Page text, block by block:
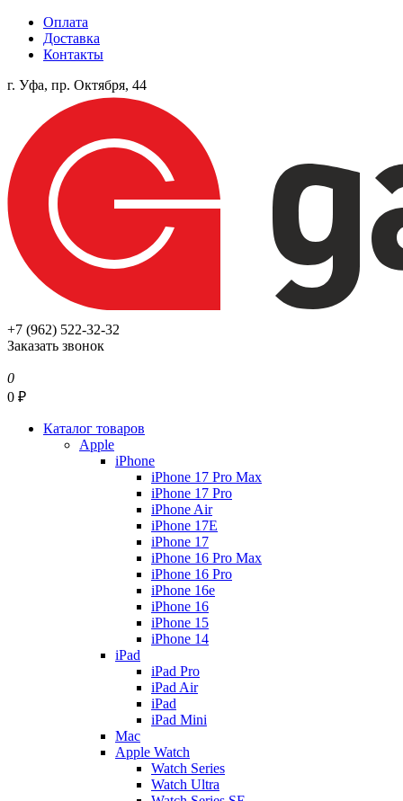
Оплата
Доставка
Контакты
г. Уфа, пр. Октября, 44
+7 (962) 522-32-32
Заказать звонок
0
0 ₽
Каталог товаров
Apple
iPhone
iPhone 17 Pro Max
iPhone 17 Pro
iPhone Air
iPhone 17E
iPhone 17
iPhone 16 Pro Max
iPhone 16 Pro
iPhone 16e
iPhone 16
iPhone 15
iPhone 14
iPad
iPad Pro
iPad Air
iPad
iPad Mini
Mac
Apple Watch
Watch Series
Watch Ultra